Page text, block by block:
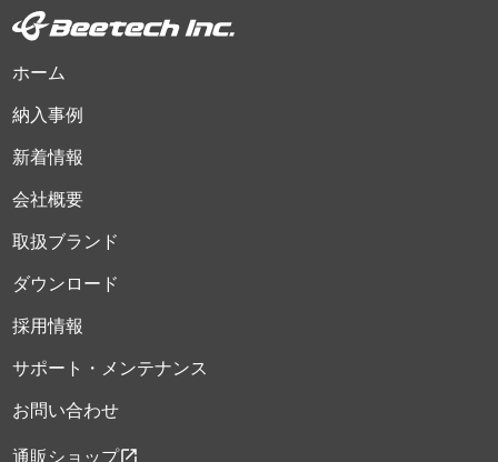
ホーム
納入事例
新着情報
会社概要
取扱ブランド
ダウンロード
採用情報
サポート・メンテナンス
お問い合わせ
通販ショップopen_in_new